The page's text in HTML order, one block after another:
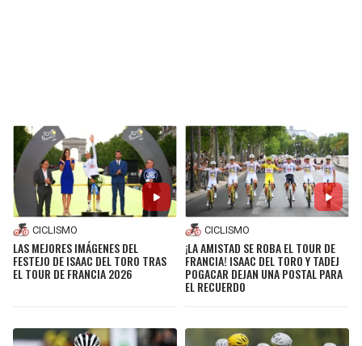
CICLISMO
LAS MEJORES IMÁGENES DEL
FESTEJO DE ISAAC DEL TORO TRAS
EL TOUR DE FRANCIA 2026
CICLISMO
¡LA AMISTAD SE ROBA EL TOUR DE
FRANCIA! ISAAC DEL TORO Y TADEJ
POGACAR DEJAN UNA POSTAL PARA
EL RECUERDO